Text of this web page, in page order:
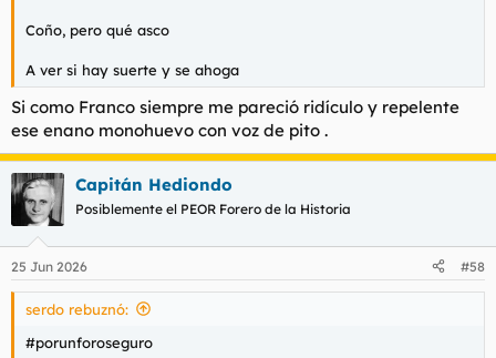
Coño, pero qué asco
A ver si hay suerte y se ahoga
Si como Franco siempre me pareció ridículo y repelente
ese enano monohuevo con voz de pito .
Capitán Hediondo
Posiblemente el PEOR Forero de la Historia
25 Jun 2026 #58
serdo rebuznó:
#porunforoseguro